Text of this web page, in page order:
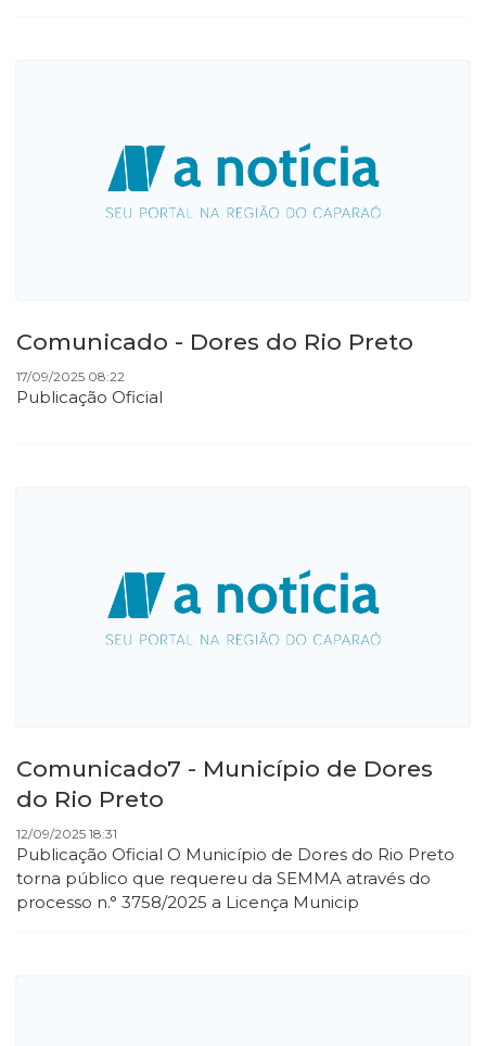
Comunicado - Dores do Rio Preto
17/09/2025 08:22
Publicação Oficial
Comunicado7 - Município de Dores
do Rio Preto
12/09/2025 18:31
Publicação Oficial O Município de Dores do Rio Preto
torna público que requereu da SEMMA através do
processo n.° 3758/2025 a Licença Municip